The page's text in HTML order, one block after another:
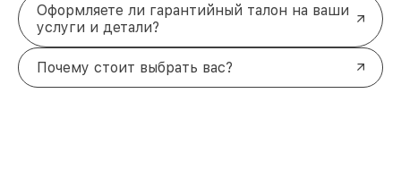
Оформляете ли гарантийный талон на ваши
услуги и детали?
Почему стоит выбрать вас?